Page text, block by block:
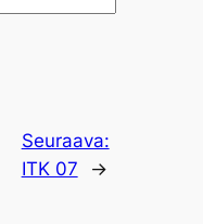
Seuraava:
ITK 07
→